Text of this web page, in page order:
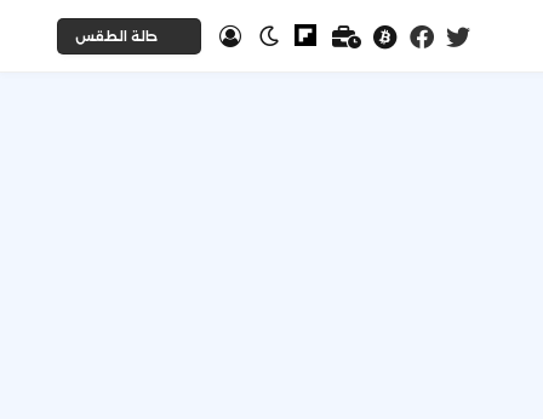
حالة الطقس